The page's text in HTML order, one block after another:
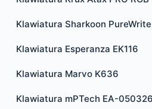
Klawiatura Sharkoon
Klawiatura Esperanza EK116
Klawiatura Marvo K636
Klawiatura mPTech EA-050326